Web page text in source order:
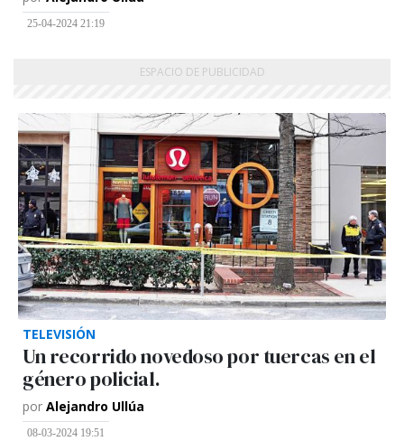
25-04-2024 21:19
TELEVISIÓN
Un recorrido novedoso por tuercas en el
género policial.
por Alejandro Ullúa
08-03-2024 19:51